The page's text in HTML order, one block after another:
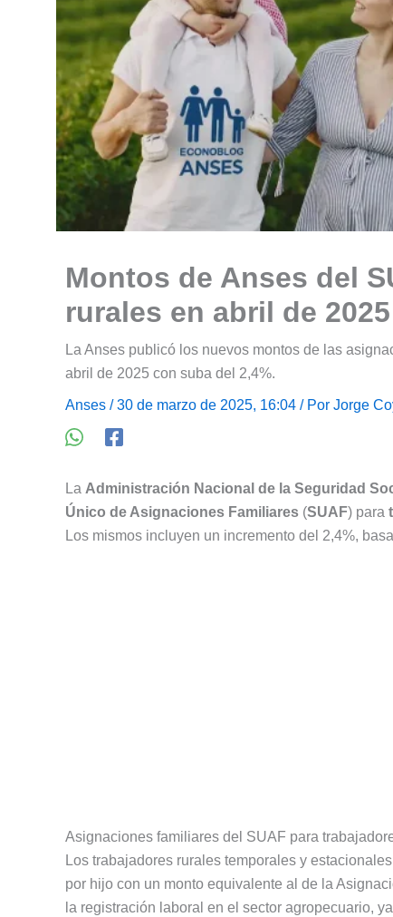
Montos de Anses del
rurales en abril de 2025
La Anses publicó los nuevos montos de las
abril de 2025 con suba del 2,4%.
Anses / 30 de marzo de 2025, 16:04 / Por Jorge
La Administración Nacional de la Seguridad
Único de Asignaciones Familiares (SUAF) para
Los mismos incluyen un incremento del 2,4%,
Asignaciones familiares del SUAF para
Los trabajadores rurales temporales y
por hijo con un monto equivalente al de la
la registración laboral en el sector agropecuario,